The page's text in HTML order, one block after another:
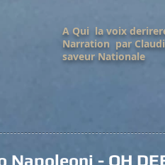
A Qui la voix
Narration par
saveur Nationale
- OH